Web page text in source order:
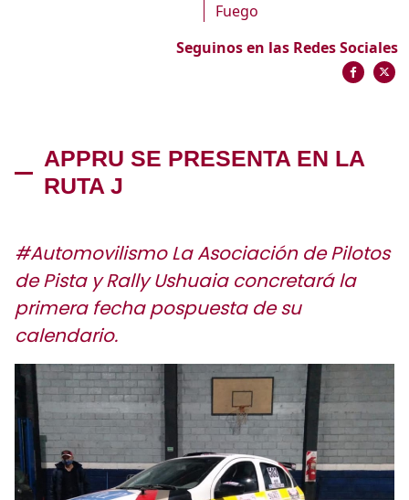
Fuego
Seguinos en las Redes Sociales
APPRU SE PRESENTA EN LA
RUTA J
#Automovilismo La Asociación de Pilotos
de Pista y Rally Ushuaia concretará la
primera fecha pospuesta de su
calendario.